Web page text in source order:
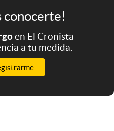
conocerte!
en El Cronista
a tu medida.